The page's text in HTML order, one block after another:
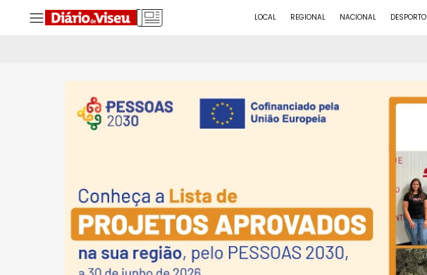
LOCAL REGIONAL NACIONAL DESPORTO